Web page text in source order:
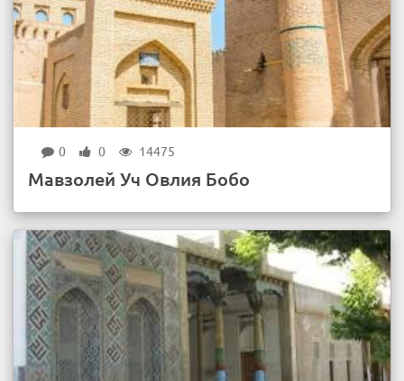
0 0 14475
Мавзолей Уч Овлия Бобо